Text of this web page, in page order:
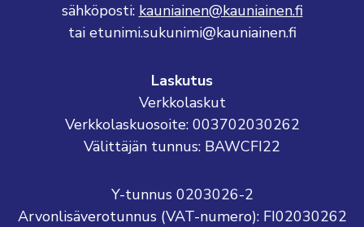
sähköposti: kauniainen@kauniainen.fi
tai etunimi.sukunimi@kauniainen.fi
Laskutus
Verkkolaskut
Verkkolaskuosoite: 003702030262
Välittäjän tunnus: BAWCFI22
Y-tunnus 0203026-2
Arvonlisäverotunnus (VAT-numero): FI02030262